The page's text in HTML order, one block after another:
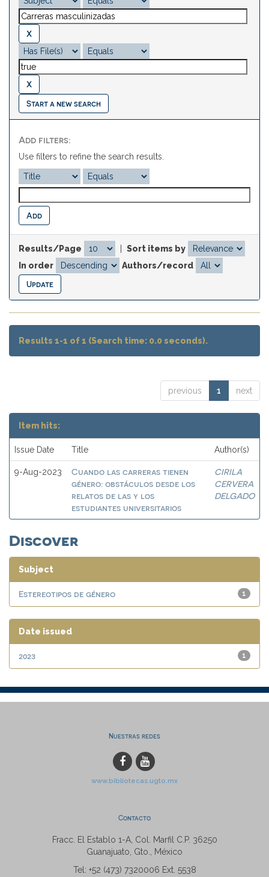
Start a new search
Add filters:
Use filters to refine the search results.
Results/Page
Sort items by
In order
Authors/record
Results 1-1 of 1 (Search time: 0.0 seconds).
previous 1 next
Item hits:
Issue Date Title Author(s)
9-Aug-2023
Cuando las carreras tienen
género: obstáculos desde los
relatos de las y los
estudiantes universitarios
CIRILA
CERVERA
DELGADO
Discover
Subject
1
Estereotipos de género
Date issued
1
2023
Nuestras redes
www.bibliotecas.ugto.mx
Contacto
Fracc. El Establo 1-A, Col. Marfil C.P. 36250
Guanajuato, Gto., México
Tel: +52 (473) 7320006 Ext. 5538